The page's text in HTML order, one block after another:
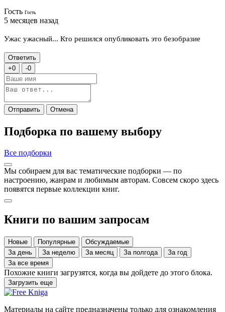
Гость Гость
5 месяцев назад
Ужас ужасный... Кто решился опубликовать это безобразие
Ответить
+0 -0
Отправить Отмена
Подборка по вашему выбору
Все подборки
Мы собираем для вас тематические подборки — по
настроению, жанрам и любимым авторам. Совсем скоро здесь
появятся первые коллекции книг.
Книги по вашим запросам
Новые Популярные
Обсуждаемые
За день
За неделю За месяц За полгода
За год
За все время
Похожие книги загрузятся, когда вы дойдете до этого блока.
Загрузить еще
Материалы на сайте предназначены только для ознакомления